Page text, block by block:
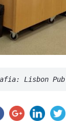
Lisbon